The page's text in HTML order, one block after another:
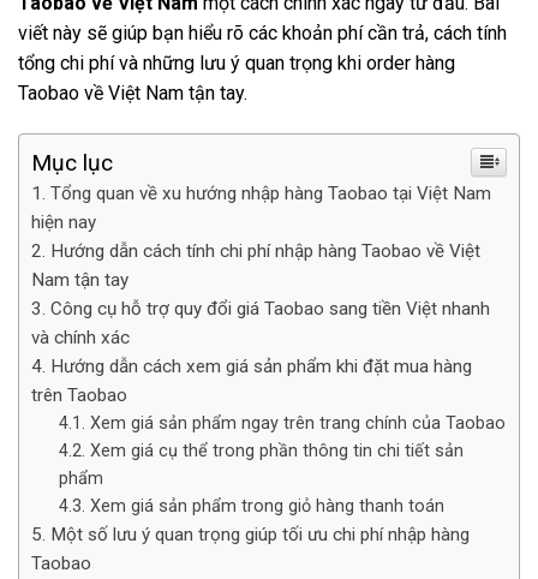
viết này sẽ giúp bạn hiểu rõ các khoản phí cần trả, cách tính
tổng chi phí và những lưu ý quan trọng khi order hàng
Taobao về Việt Nam tận tay.
Mục lục
Tổng quan về xu hướng nhập hàng Taobao tại Việt Nam
hiện nay
Hướng dẫn cách tính chi phí nhập hàng Taobao về Việt
Nam tận tay
Công cụ hỗ trợ quy đổi giá Taobao sang tiền Việt nhanh
và chính xác
Hướng dẫn cách xem giá sản phẩm khi đặt mua hàng
trên Taobao
Xem giá sản phẩm ngay trên trang chính của Taobao
Xem giá cụ thể trong phần thông tin chi tiết sản
phẩm
Xem giá sản phẩm trong giỏ hàng thanh toán
Một số lưu ý quan trọng giúp tối ưu chi phí nhập hàng
Taobao